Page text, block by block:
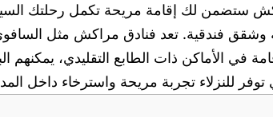
ستضمن لك إقامة مريحة تكمل رحلتك
وشقق فندقية. تعد فنادق مراكش مثل
في الأماكن ذات الطابع التقليدي، يمكنهم
للنزلاء تجربة مريحة واسترخاء داخل